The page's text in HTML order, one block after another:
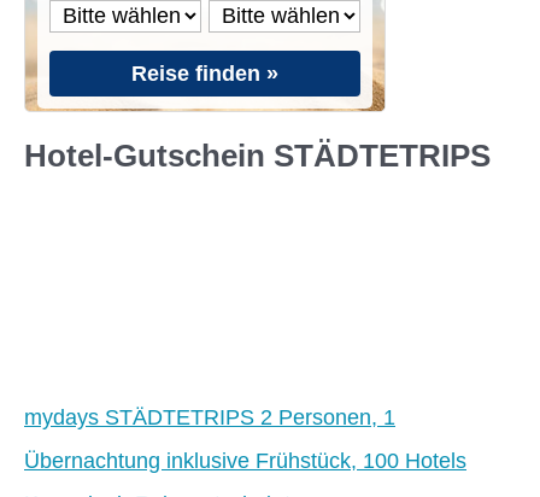
Reise finden »
Hotel-Gutschein STÄDTETRIPS
mydays STÄDTETRIPS 2 Personen, 1
Übernachtung inklusive Frühstück, 100 Hotels